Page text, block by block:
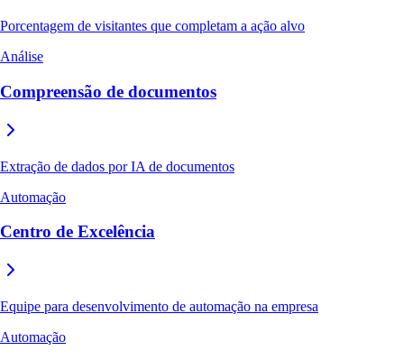
Porcentagem de visitantes que completam a ação alvo
Análise
Compreensão de documentos
Extração de dados por IA de documentos
Automação
Centro de Excelência
Equipe para desenvolvimento de automação na empresa
Automação